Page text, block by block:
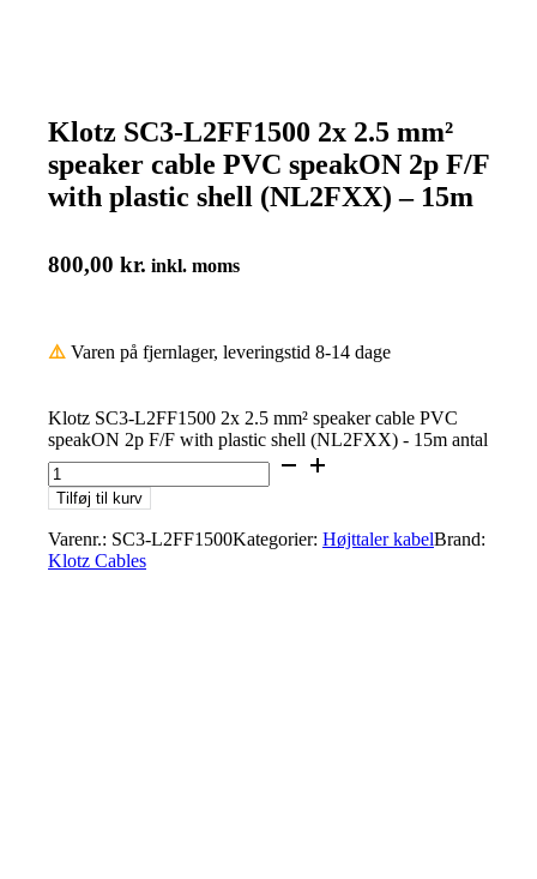
Klotz SC3-L2FF1500 2x 2.5 mm²
speaker cable PVC speakON 2p F/F
with plastic shell (NL2FXX) – 15m
800,00 kr. inkl. moms
⚠️ Varen på fjernlager, leveringstid 8-14 dage
Klotz SC3-L2FF1500 2x 2.5 mm² speaker cable PVC
speakON 2p F/F with plastic shell (NL2FXX) - 15m antal
Tilføj til kurv
Varenr.: SC3-L2FF1500Kategorier: Højttaler kabelBrand:
Klotz Cables